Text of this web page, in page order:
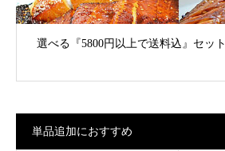
選べる『5800円以上で送料込』セット
単品追加におすすめ